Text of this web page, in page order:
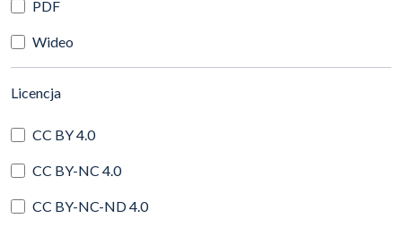
PDF
Wideo
Licencja(automatyczne przeładowanie treści)
CC BY 4.0
CC BY-NC 4.0
CC BY-NC-ND 4.0